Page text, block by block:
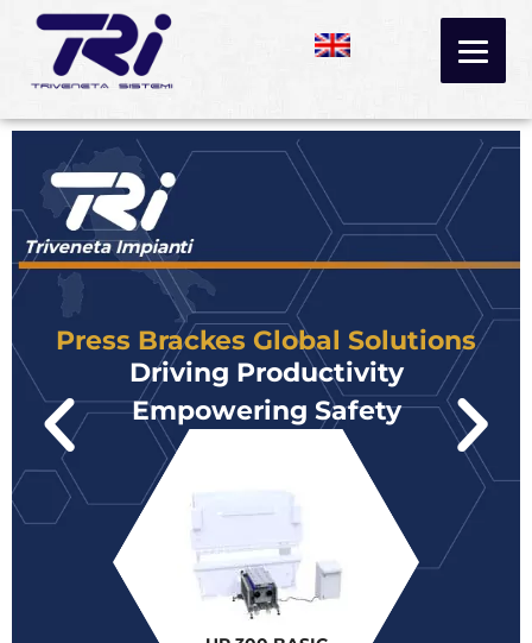
contenuto
Press Brackes Global Solutions
Driving Productivity
Empowering Safety